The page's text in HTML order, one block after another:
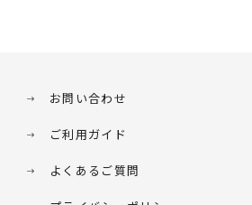
お問い合わせ
ご利用ガイド
よくあるご質問